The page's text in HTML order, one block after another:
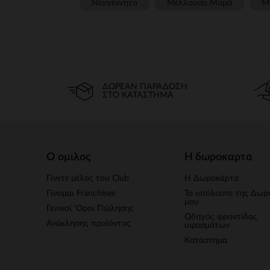
ΔΩΡΕΆΝ ΠΑΡΆΔΟΣΗ
ΣΤΟ ΚΑΤΆΣΤΗΜΑ
Ο ομιλος
Γίνετε μέλος του Club
Γίνομαι Franchisee
Γενικοί 'Οροι Πώλησης
Ανάκλησης προϊόντος
Η δωροκαρτα
Η Δωροκάρτα
Το υπόλοιπο της
μου
Οδηγός φροντίδας
υφασμάτων
Κατάστημα